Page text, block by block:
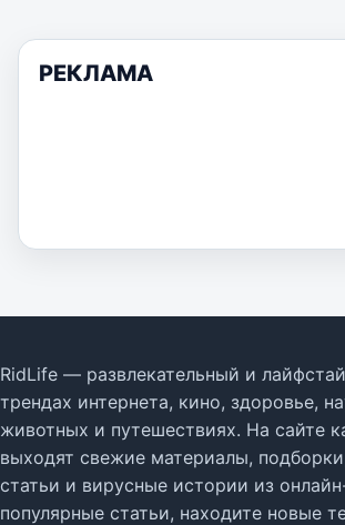
РЕКЛАМА
RidLife — развлекательный и
трендах интернета, кино, здоровье,
животных и путешествиях. На сайте
выходят свежие материалы,
статьи и вирусные истории из
популярные статьи, находите новые